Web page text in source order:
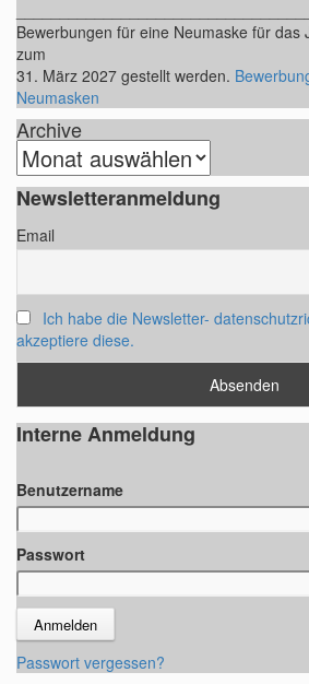
Bewerbungen für eine Neumaske für das
zum
31. März 2027 gestellt werden.
Neumasken
Archive
A
r
c
h
v
Newsletteranmeldung
Email
Ich habe die Newsletter-
akzeptiere diese.
Interne Anmeldung
Benutzername
Passwort
Passwort vergessen?